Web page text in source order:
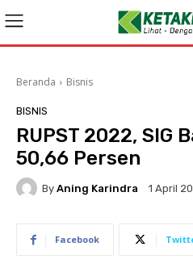
Beranda Bisnis
BISNIS
RUPST 2022, SIG
50,66 Persen
By Aning Karindra 1 April
Facebook